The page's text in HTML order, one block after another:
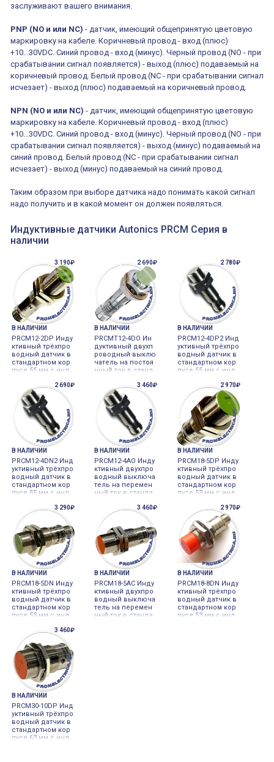
заслуживают вашего внимания.
PNP (NO и или NC) - датчик, имеющий общепринятую цветовую
маркировку на кабеле. Коричневый провод - вход (плюс)
+10...30VDC. Синий провод - вход (минус). Черный провод (NO - при
срабатывании сигнал появляется) - выход (плюс) подаваемый на
коричневый провод. Белый провод (NC - при срабатывании сигнал
исчезает) - выход (плюс) подаваемый на коричневый провод.
NPN (NO и или NC) - датчик, имеющий общепринятую цветовую
маркировку на кабеле. Коричневый провод - вход (плюс)
+10...30VDC. Синий провод - вход (минус). Черный провод (NO - при
срабатывании сигнал появляется) - выход (минус) подаваемый на
синий провод. Белый провод (NC - при срабатывании сигнал
исчезает) - выход (минус) подаваемый на синий провод.
Таким образом при выборе датчика надо понимать какой сигнал
надо получить и в какой момент он должен появляться.
Индуктивные датчики Autonics PRCM Серия в
наличии
3 190₽
В НАЛИЧИИ
PRCM12-2DP Инду
ктивный трёхпро
водный датчик в
стандартном кор
пусе 55 мм с инд
мом, 2 мм, M12x1
Autonics
2 690₽
В НАЛИЧИИ
PRCMT12-4DO Ин
дуктивный двухп
роводный выклю
чатель на постоя
нный ток в станд
индикатором и ра
зъём - Autonics
2 780₽
В НАЛИЧИИ
PRCM12-4DP2 Инд
уктивный трёхпро
водный датчик в
стандартном кор
пусе 55 мм с инд
мом, 4 мм, M12x1
Autonics
2 690₽
В НАЛИЧИИ
PRCM12-4DN2 Инд
уктивный трёхпро
водный датчик в
стандартном кор
пусе 55 мм с инд
мом, 4 мм, M12x1
Autonics
3 460₽
В НАЛИЧИИ
PRCM12-4AO Инду
ктивный двухпро
водный выключа
тель на перемен
ный ток в станда
индикатором и ра
зъём - Autonics
2 970₽
В НАЛИЧИИ
PRCM18-5DP Инду
ктивный трёхпро
водный датчик в
стандартном кор
пусе 53 мм с инд
мом, 5 мм, M18x1
Autonics
3 290₽
В НАЛИЧИИ
PRCM18-5DN Инду
ктивный трёхпро
водный датчик в
стандартном кор
пусе 53 мм с инд
мом, 5 мм, M18x1
Autonics
3 460₽
В НАЛИЧИИ
PRCM18-5AC Инду
ктивный двухпро
водный выключа
тель на перемен
ный ток в станда
2 970₽
В НАЛИЧИИ
PRCM18-8DN Инду
ктивный трёхпро
водный датчик в
стандартном кор
пусе 53 мм с инд
3 460₽
В НАЛИЧИИ
PRCM30-10DP Инд
уктивный трёхпро
водный датчик в
стандартном кор
пусе 63 мм с инд